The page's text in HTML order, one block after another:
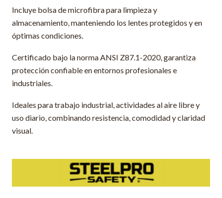
Incluye bolsa de microfibra para limpieza y
almacenamiento, manteniendo los lentes protegidos y en
óptimas condiciones.
Certificado bajo la norma ANSI Z87.1-2020, garantiza
protección confiable en entornos profesionales e
industriales.
Ideales para trabajo industrial, actividades al aire libre y
uso diario, combinando resistencia, comodidad y claridad
visual.